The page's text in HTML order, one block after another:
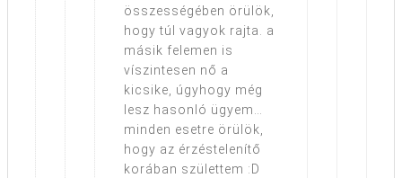
összességében örülök,
hogy túl vagyok rajta. a
másik felemen is
víszintesen nő a
kicsike, úgyhogy még
lesz hasonló ügyem…
minden esetre örülök,
hogy az érzéstelenítő
korában születtem :D